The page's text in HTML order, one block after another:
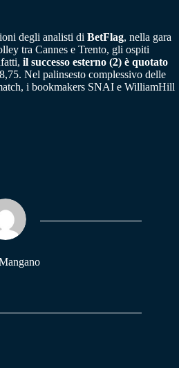
degli analisti di BetFlag, nella gara
tra Cannes e Trento, gli ospiti
il successo esterno (2) è quotato
Nel palinsesto complessivo delle
i bookmakers SNAI e WilliamHill